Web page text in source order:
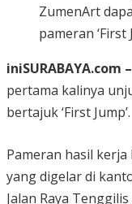
ZumenArt
pameran ‘First
iniSURABAYA.com –
pertama kalinya
bertajuk ‘First Jump’.
Pameran hasil
yang digelar di
Jalan Raya